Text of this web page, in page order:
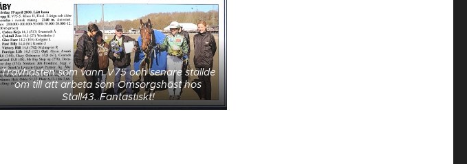
Travhästen som vann V75 och senare ställde
om till att arbeta som Omsorgshäst hos
Stall43. Fantastiskt!